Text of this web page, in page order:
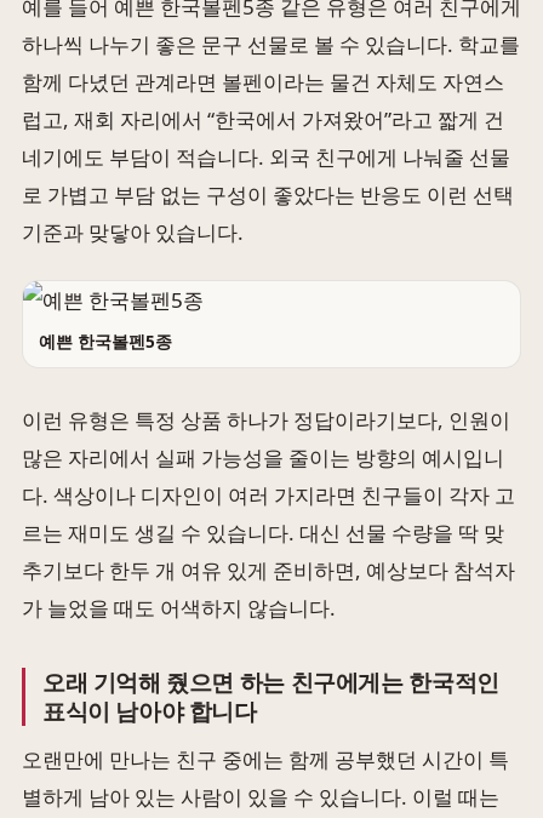
예를 들어 예쁜 한국볼펜5종 같은 유형은 여러 친구에게
하나씩 나누기 좋은 문구 선물로 볼 수 있습니다. 학교를
함께 다녔던 관계라면 볼펜이라는 물건 자체도 자연스
럽고, 재회 자리에서 “한국에서 가져왔어”라고 짧게 건
네기에도 부담이 적습니다. 외국 친구에게 나눠줄 선물
로 가볍고 부담 없는 구성이 좋았다는 반응도 이런 선택
기준과 맞닿아 있습니다.
예쁜 한국볼펜5종
이런 유형은 특정 상품 하나가 정답이라기보다, 인원이
많은 자리에서 실패 가능성을 줄이는 방향의 예시입니
다. 색상이나 디자인이 여러 가지라면 친구들이 각자 고
르는 재미도 생길 수 있습니다. 대신 선물 수량을 딱 맞
추기보다 한두 개 여유 있게 준비하면, 예상보다 참석자
가 늘었을 때도 어색하지 않습니다.
오래 기억해 줬으면 하는 친구에게는 한국적인
표식이 남아야 합니다
오랜만에 만나는 친구 중에는 함께 공부했던 시간이 특
별하게 남아 있는 사람이 있을 수 있습니다. 이럴 때는